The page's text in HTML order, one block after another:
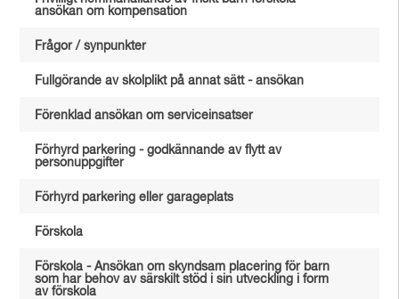
ansökan om kompensation
Frågor / synpunkter
Fullgörande av skolplikt på annat sätt - ansökan
Förenklad ansökan om serviceinsatser
Förhyrd parkering - godkännande av flytt av
personuppgifter
Förhyrd parkering eller garageplats
Förskola
Förskola - Ansökan om skyndsam placering för barn
som har behov av särskilt stöd i sin utveckling i form
av förskola